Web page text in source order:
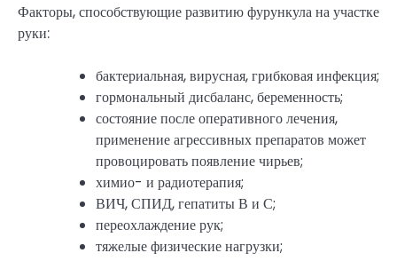
Факторы, способствующие развитию фурункула на участке
руки:
бактериальная, вирусная, грибковая инфекция;
гормональный дисбаланс, беременность;
состояние после оперативного лечения,
применение агрессивных препаратов может
провоцировать появление чирьев;
химио- и радиотерапия;
ВИЧ, СПИД, гепатиты В и С;
переохлаждение рук;
тяжелые физические нагрузки;